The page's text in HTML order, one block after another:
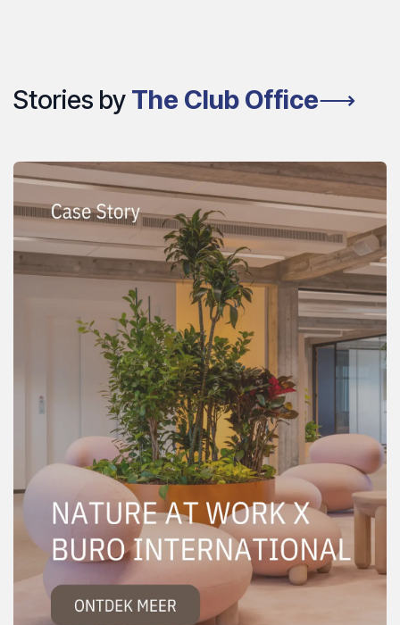
Stories by The Club Office⟶